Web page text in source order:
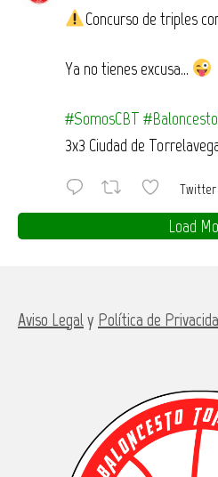
Concurso de triples
Ya no tienes excusa…
#SomosCBT
3x3 Ciudad de
Twitter
Load
Aviso Legaly Política de